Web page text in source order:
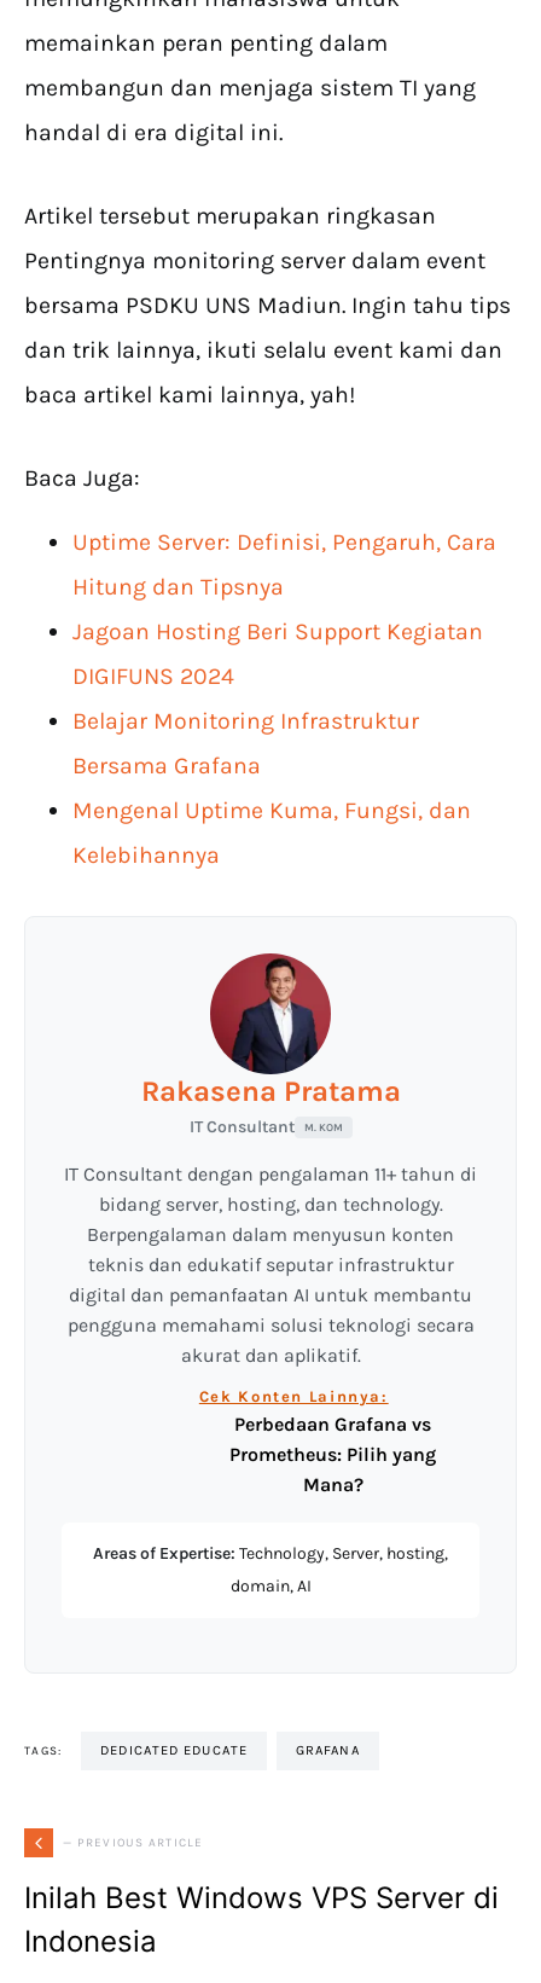
memainkan peran penting dalam
membangun dan menjaga sistem TI yang
handal di era digital ini.
Artikel tersebut merupakan ringkasan
Pentingnya monitoring server dalam event
bersama PSDKU UNS Madiun. Ingin tahu tips
dan trik lainnya, ikuti selalu event kami dan
baca artikel kami lainnya, yah!
Baca Juga:
Uptime Server: Definisi, Pengaruh, Cara
Hitung dan Tipsnya
Jagoan Hosting Beri Support Kegiatan
DIGIFUNS 2024
Belajar Monitoring Infrastruktur
Bersama Grafana
Mengenal Uptime Kuma, Fungsi, dan
Kelebihannya
Rakasena Pratama
IT Consultant M. KOM
IT Consultant dengan pengalaman 11+ tahun di
bidang server, hosting, dan technology.
Berpengalaman dalam menyusun konten
teknis dan edukatif seputar infrastruktur
digital dan pemanfaatan AI untuk membantu
pengguna memahami solusi teknologi secara
akurat dan aplikatif.
Cek Konten Lainnya:
Perbedaan Grafana vs
Prometheus: Pilih yang
Mana?
Areas of Expertise: Technology, Server, hosting,
domain, AI
TAGS: DEDICATED EDUCATE GRAFANA
— PREVIOUS ARTICLE
Inilah Best Windows VPS Server di
Indonesia